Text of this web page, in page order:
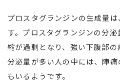
プロスタグランジンの生成量
す。プロスタグランジンの分
縮が過剰となり、強い下腹部の
分泌量が多い人の中には、陣
もいるようです。